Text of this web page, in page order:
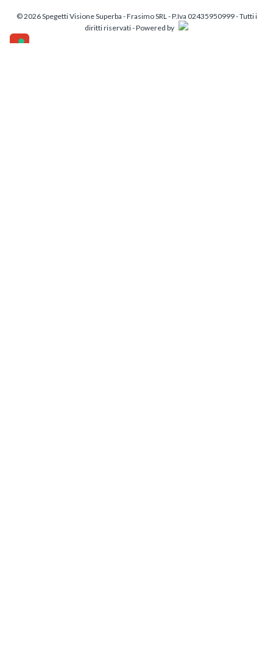
© 2026 Spegetti Visione Superba - Frasimo SRL - P.Iva 02435950999 - Tutti i
diritti riservati - Powered by